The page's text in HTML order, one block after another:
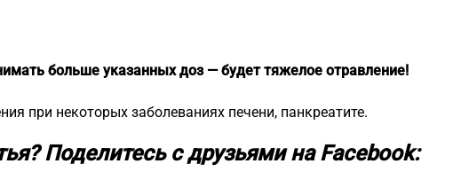
больше указанных доз — будет тяжелое отравление!
при некоторых заболеваниях печени, панкреатите.
Поделитесь с друзьями на Facebook: